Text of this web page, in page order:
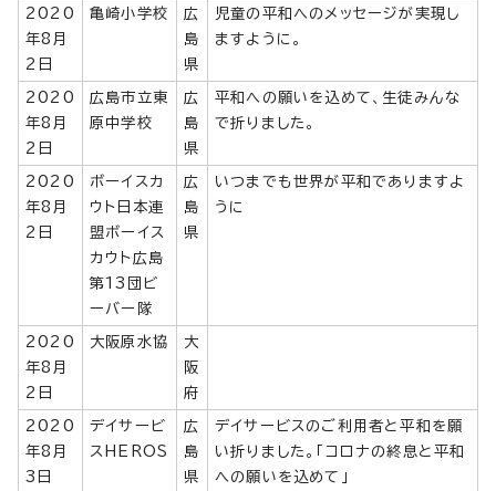
2020
年8月
2日
亀崎小学校
広
島
県
児童の平和へのメッセージが実現し
ますように。
2020
年8月
2日
広島市立東
原中学校
広
島
県
平和への願いを込めて、生徒みんな
で折りました。
2020
年8月
2日
ボーイスカ
ウト日本連
盟ボーイス
カウト広島
第13団ビ
ーバー隊
広
島
県
いつまでも世界が平和でありますよ
うに
2020
年8月
2日
大阪原水協
大
阪
府
2020
年8月
3日
デイサービ
スHEROS
広
島
県
デイサービスのご利用者と平和を願
い折りました。「コロナの終息と平和
への願いを込めて」